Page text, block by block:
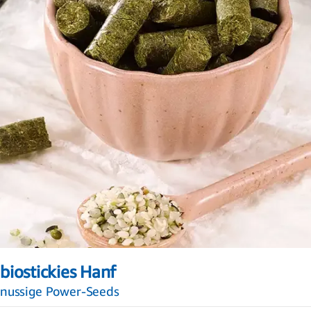
der
springen
biostickies Hanf
nussige Power-Seeds